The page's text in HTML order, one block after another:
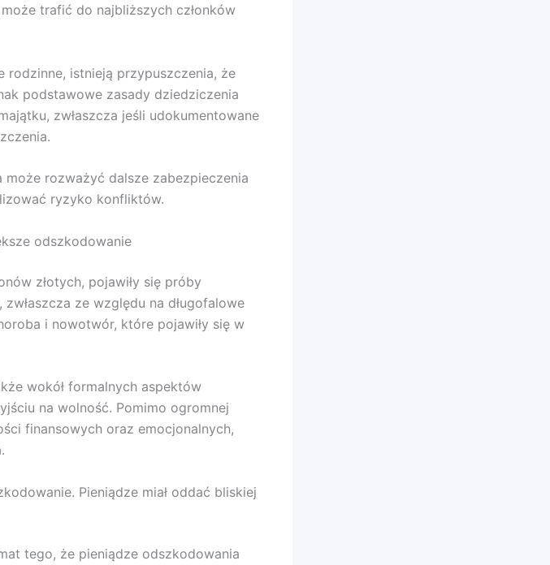
trafić do najbliższych członków
rodzinne, istnieją przypuszczenia, że
podstawowe zasady dziedziczenia
zwłaszcza jeśli udokumentowane
może rozważyć dalsze zabezpieczenia
ryzyko konfliktów.
odszkodowanie
złotych, pojawiły się próby
ze względu na długofalowe
i nowotwór, które pojawiły się w
wokół formalnych aspektów
na wolność. Pomimo ogromnej
finansowych oraz emocjonalnych,
Pieniądze miał oddać bliskiej
tego, że pieniądze odszkodowania